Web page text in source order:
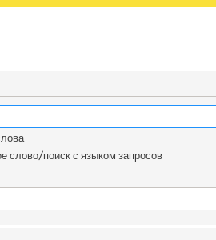
слово/поиск с языком запросов